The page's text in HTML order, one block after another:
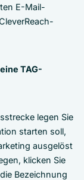
E-Mail-
TAG-
legen Sie
starten soll,
ausgelöst
klicken Sie
Bezeichnung